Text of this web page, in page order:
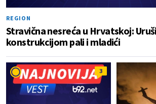
REGION
Stravična nesreća u Hrvatskoj:
konstrukcijom pali i mladići
3